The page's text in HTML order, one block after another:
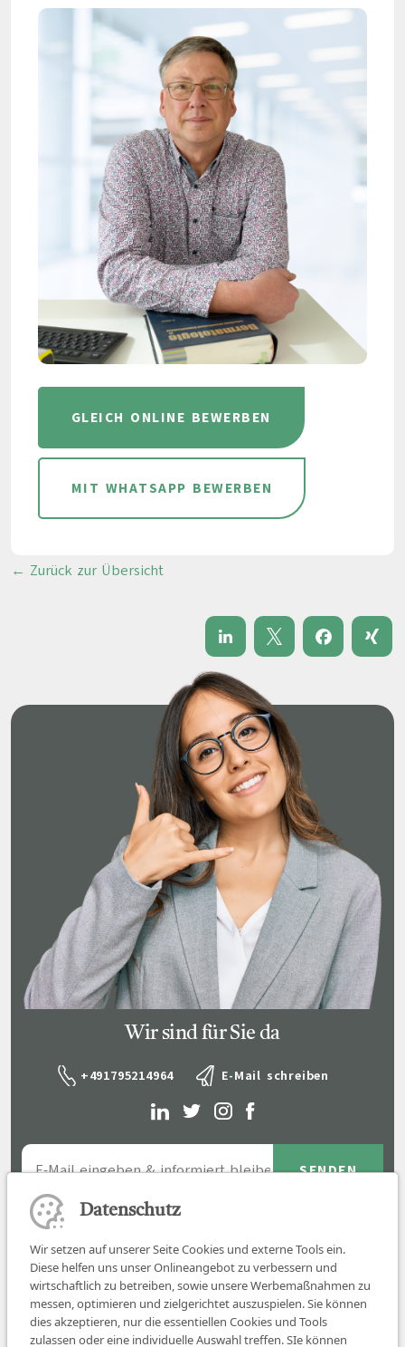
GLEICH ONLINE BEWERBEN
MIT WHATSAPP BEWERBEN
← Zurück zur Übersicht
Wir sind für Sie da
+491795214964 E-Mail schreiben
Datenschutz
Wir setzen auf unserer Seite Cookies und externe Tools ein.
Diese helfen uns unser Onlineangebot zu verbessern und
wirtschaftlich zu betreiben, sowie unsere Werbemaßnahmen zu
messen, optimieren und zielgerichtet auszuspielen. Sie können
dies akzeptieren, nur die essentiellen Cookies und Tools
zulassen oder eine individuelle Auswahl treffen. SIe können